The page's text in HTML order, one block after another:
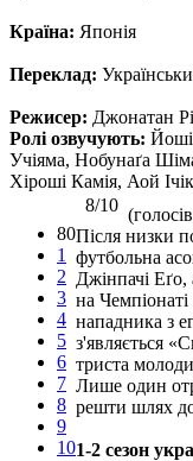
Країна: Японія
Переклад:
Режисер: Джонатан
Ролі озвучують:
Учіяма, Нобунаґа
Хіроші Камія, Аой
80
1
2
3
4
5
6
7
8
9
10
8/10
Після низки
футбольна
Джінпачі
на
нападника з
з'являється
триста
Лише один
решти шлях
1-2 сезон